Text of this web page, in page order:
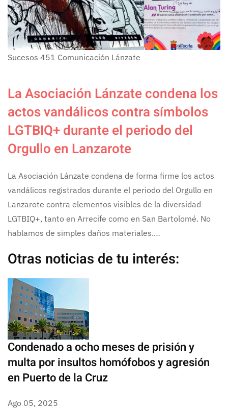
Sucesos 451 Comunicación Lánzate
La Asociación Lánzate condena los
actos vandálicos contra símbolos
LGTBIQ+ durante el periodo del
Orgullo en Lanzarote
La Asociación Lánzate condena de forma firme los actos
vandálicos registrados durante el periodo del Orgullo en
Lanzarote contra elementos visibles de la diversidad
LGTBIQ+, tanto en Arrecife como en San Bartolomé. No
hablamos de simples daños materiales.…
Otras noticias de tu interés:
Condenado a ocho meses de prisión y
multa por insultos homófobos y agresión
en Puerto de la Cruz
Ago 05, 2025